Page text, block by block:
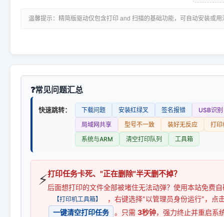
温馨提示：精简版驱动仅包含打印 and 扫描的基础功能，可自动安装或
常见问题汇总
快速跳转： 下载问题 安装红绿叉 签名报错
USB识别
局域网共享
型号不一致 装好无反应
打印
系统与ARM
清空打印队列 工具箱
⚡打印任务卡死、"正在删除"半天删不掉？
后面想打印的文件全部被堵住无法动弹？使用本站免费
【打印机工具箱】
，右键选择"以管理员身份运行"，点
一键清空打印任务
。只需 3秒钟，强力终止并重启系